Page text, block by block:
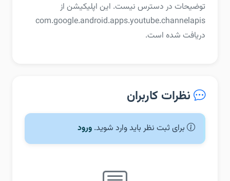
توضیحات در دسترس نیست. این اپلیکیشن از
com.google.android.apps.youtube.channelapis
دریافت شده است.
نظرات کاربران
برای ثبت نظر باید وارد شوید. ورود